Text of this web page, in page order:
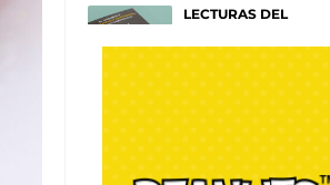
LECTURAS DEL
Títulos para entender tu
mente
Afiches
SAM SMITH: HAZEL
EYES
Un nuevo y emotivo disco